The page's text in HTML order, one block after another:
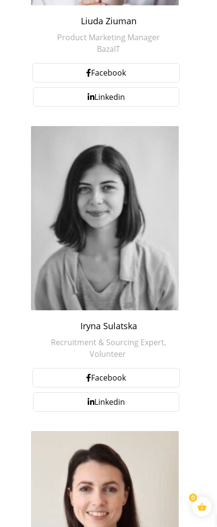
0
Liuda Ziuman
Product Marketing Manager
BazaIT
Facebook
Linkedin
Iryna Sulatska
Recruitment & Sourcing Expert,
Volunteer
Facebook
Linkedin